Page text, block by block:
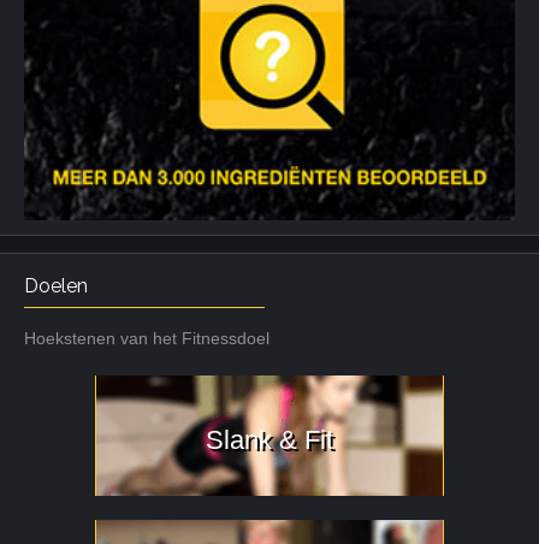
Doelen
Hoekstenen van het Fitnessdoel
Slank & Fit